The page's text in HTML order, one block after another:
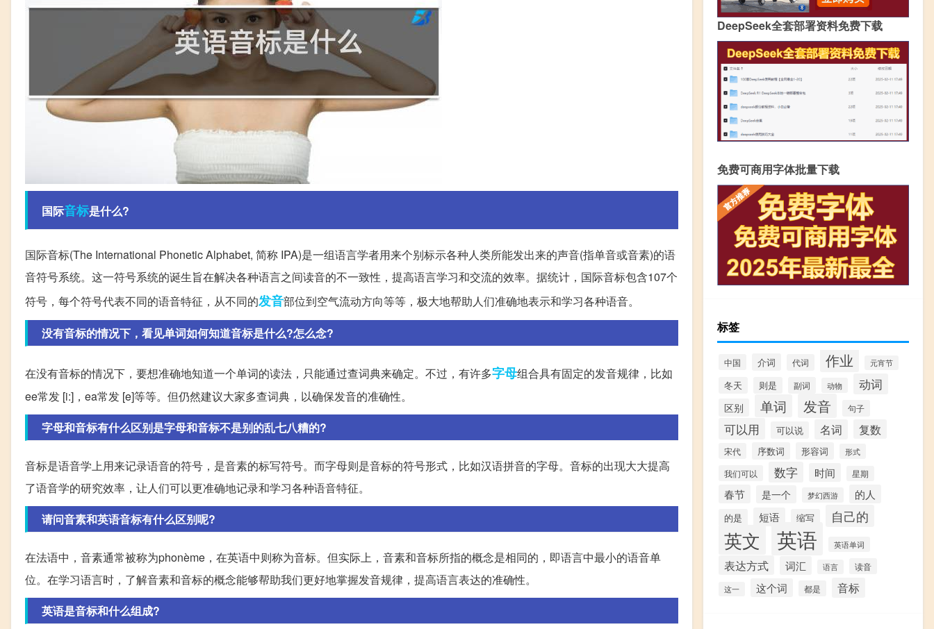
国际音标是什么?
国际音标(The International Phonetic Alphabet, 简称 IPA)是一组语言学者用来个别标示各种人类所能发出来的声音(指单音或音素)的语
音符号系统。这一符号系统的诞生旨在解决各种语言之间读音的不一致性，提高语言学习和交流的效率。据统计，国际音标包含107个
符号，每个符号代表不同的语音特征，从不同的发音部位到空气流动方向等等，极大地帮助人们准确地表示和学习各种语音。
没有音标的情况下，看见单词如何知道音标是什么?怎么念?
在没有音标的情况下，要想准确地知道一个单词的读法，只能通过查词典来确定。不过，有许多字母组合具有固定的发音规律，比如
ee常发 [i:]，ea常发 [e]等等。但仍然建议大家多查词典，以确保发音的准确性。
字母和音标有什么区别是字母和音标不是别的乱七八糟的?
音标是语音学上用来记录语音的符号，是音素的标写符号。而字母则是音标的符号形式，比如汉语拼音的字母。音标的出现大大提高
了语音学的研究效率，让人们可以更准确地记录和学习各种语音特征。
请问音素和英语音标有什么区别呢?
在法语中，音素通常被称为phonème，在英语中则称为音标。但实际上，音素和音标所指的概念是相同的，即语言中最小的语音单
位。在学习语言时，了解音素和音标的概念能够帮助我们更好地掌握发音规律，提高语言表达的准确性。
英语是音标和什么组成?
DeepSeek全套部署资料免费下载
免费可商用字体批量下载
标签
中国 介词 代词 作业 元宵节
冬天 则是 副词 动物 动词
区别 单词 发音 句子
可以用 可以说 名词 复数
宋代 序数词 形容词 形式
我们可以 数字 时间 星期
春节 是一个 梦幻西游 的人
的是 短语 缩写 自己的
英文 英语 英语单词
表达方式 词汇 语言 读音
这一 这个词 都是 音标